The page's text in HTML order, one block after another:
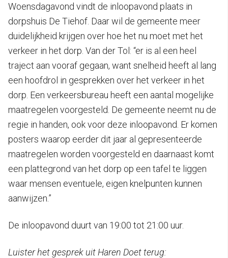
Woensdagavond vindt de inloopavond plaats in
dorpshuis De Tiehof. Daar wil de gemeente meer
duidelijkheid krijgen over hoe het nu moet met het
verkeer in het dorp. Van der Tol: “er is al een heel
traject aan vooraf gegaan, want snelheid heeft al lang
een hoofdrol in gesprekken over het verkeer in het
dorp. Een verkeersbureau heeft een aantal mogelijke
maatregelen voorgesteld. De gemeente neemt nu de
regie in handen, ook voor deze inloopavond. Er komen
posters waarop eerder dit jaar al gepresenteerde
maatregelen worden voorgesteld en daarnaast komt
een plattegrond van het dorp op een tafel te liggen
waar mensen eventuele, eigen knelpunten kunnen
aanwijzen.”
De inloopavond duurt van 19:00 tot 21:00 uur.
Luister het gesprek uit Haren Doet terug: